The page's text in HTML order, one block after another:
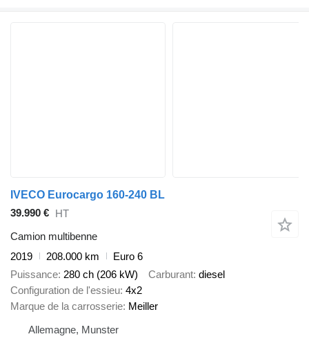
IVECO Eurocargo 160-240 BL
39.990 € HT
Camion multibenne
2019
208.000 km
Euro 6
Puissance 280 ch (206 kW) Carburant diesel
Configuration de l'essieu 4x2
Marque de la carrosserie Meiller
Allemagne, Munster